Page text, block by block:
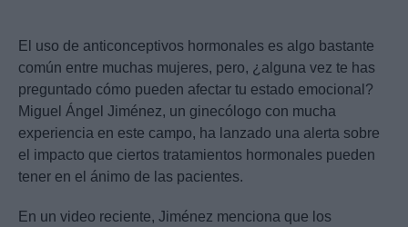
El uso de anticonceptivos hormonales es algo bastante
común entre muchas mujeres, pero, ¿alguna vez te has
preguntado cómo pueden afectar tu estado emocional?
Miguel Ángel Jiménez, un ginecólogo con mucha
experiencia en este campo, ha lanzado una alerta sobre
el impacto que ciertos tratamientos hormonales pueden
tener en el ánimo de las pacientes.
En un video reciente, Jiménez menciona que los